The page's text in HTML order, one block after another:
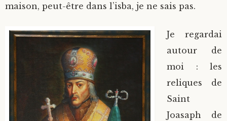
maison, peut-être dans l’isba, je ne sais pas.
Je regardai
autour de
moi : les
reliques de
Saint
Joasaph de